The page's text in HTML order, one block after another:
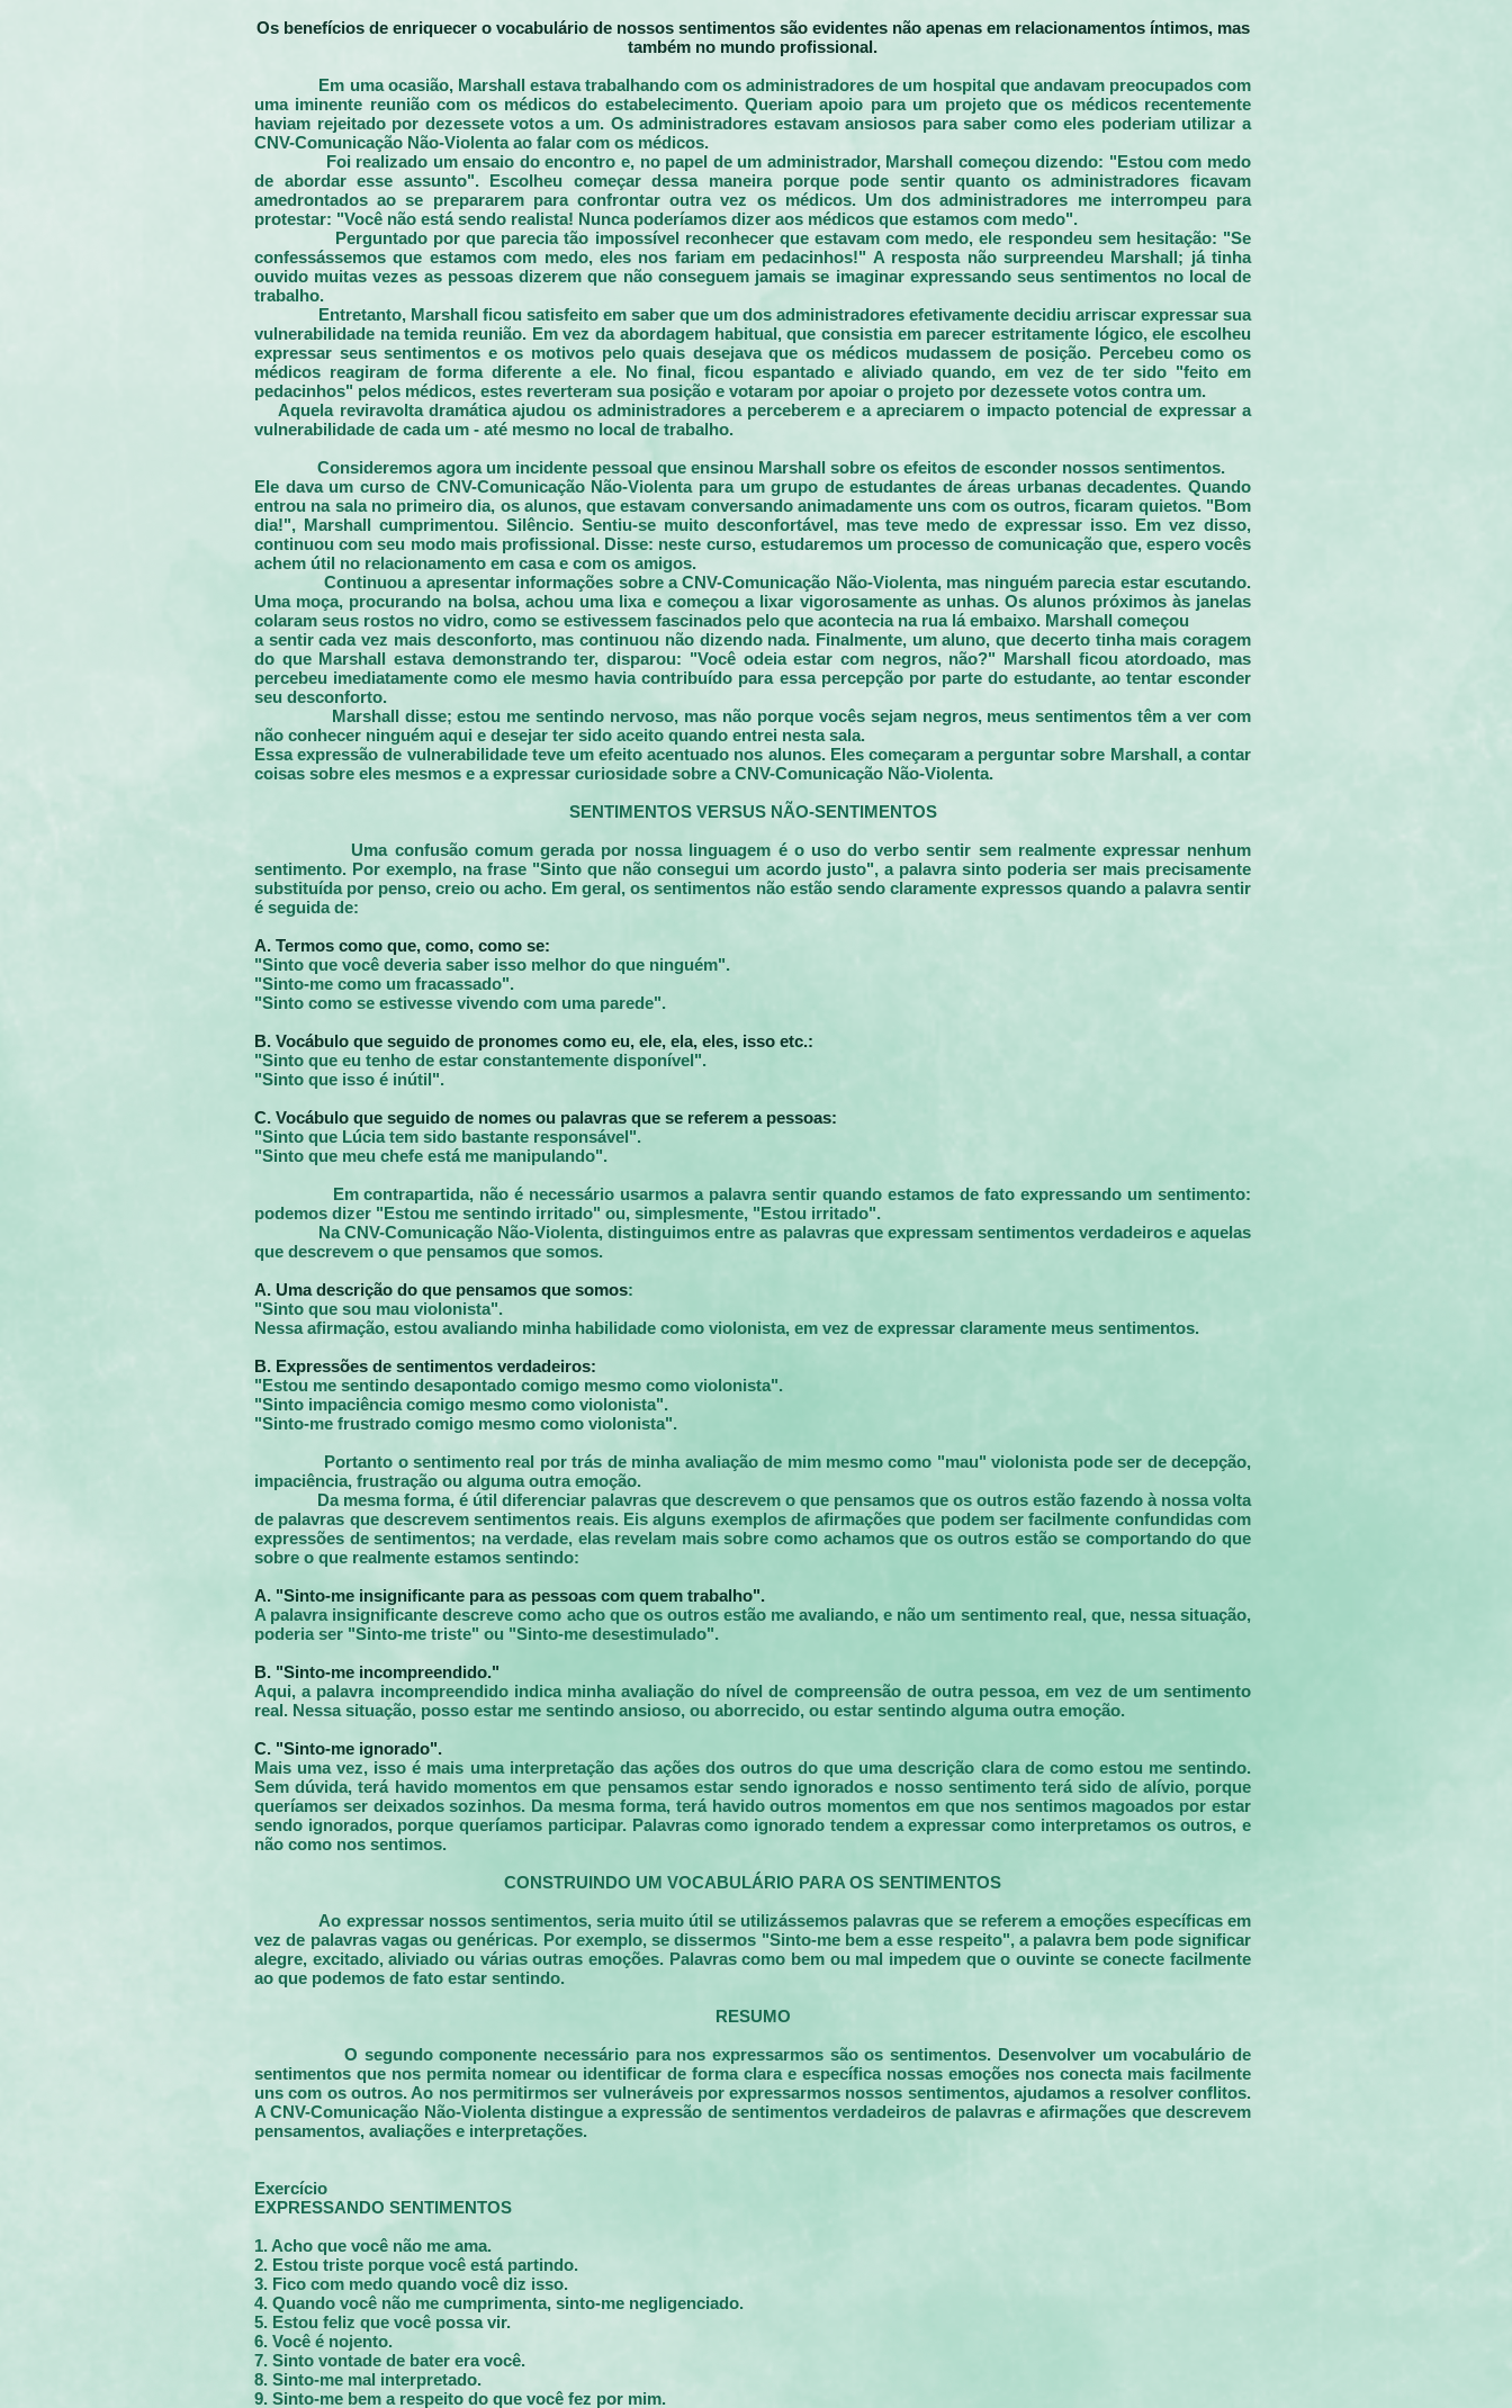
Os benefícios de enriquecer o vocabulário de nossos sentimentos são evidentes não apenas em relacionamentos íntimos, mas
também no mundo profissional.
Em uma ocasião, Marshall estava trabalhando com os administradores de um hospital que andavam preocupados com
uma iminente reunião com os médicos do estabelecimento. Queriam apoio para um projeto que os médicos recentemente
haviam rejeitado por dezessete votos a um. Os administradores estavam ansiosos para saber como eles poderiam utilizar a
CNV-Comunicação Não-Violenta ao falar com os médicos.
Foi realizado um ensaio do encontro e, no papel de um administrador, Marshall começou dizendo: "Estou com medo
de abordar esse assunto". Escolheu começar dessa maneira porque pode sentir quanto os administradores ficavam
amedrontados ao se prepararem para confrontar outra vez os médicos. Um dos administradores me interrompeu para
protestar: "Você não está sendo realista! Nunca poderíamos dizer aos médicos que estamos com medo".
Perguntado por que parecia tão impossível reconhecer que estavam com medo, ele respondeu sem hesitação: "Se
confessássemos que estamos com medo, eles nos fariam em pedacinhos!" A resposta não surpreendeu Marshall; já tinha
ouvido muitas vezes as pessoas dizerem que não conseguem jamais se imaginar expressando seus sentimentos no local de
trabalho.
Entretanto, Marshall ficou satisfeito em saber que um dos administradores efetivamente decidiu arriscar expressar sua
vulnerabilidade na temida reunião. Em vez da abordagem habitual, que consistia em parecer estritamente lógico, ele escolheu
expressar seus sentimentos e os motivos pelo quais desejava que os médicos mudassem de posição. Percebeu como os
médicos reagiram de forma diferente a ele. No final, ficou espantado e aliviado quando, em vez de ter sido "feito em
pedacinhos" pelos médicos, estes reverteram sua posição e votaram por apoiar o projeto por dezessete votos contra um.
Aquela reviravolta dramática ajudou os administradores a perceberem e a apreciarem o impacto potencial de expressar a
vulnerabilidade de cada um - até mesmo no local de trabalho.
Consideremos agora um incidente pessoal que ensinou Marshall sobre os efeitos de esconder nossos sentimentos.
Ele dava um curso de CNV-Comunicação Não-Violenta para um grupo de estudantes de áreas urbanas decadentes. Quando
entrou na sala no primeiro dia, os alunos, que estavam conversando animadamente uns com os outros, ficaram quietos. "Bom
dia!", Marshall cumprimentou. Silêncio. Sentiu-se muito desconfortável, mas teve medo de expressar isso. Em vez disso,
continuou com seu modo mais profissional. Disse: neste curso, estudaremos um processo de comunicação que, espero vocês
achem útil no relacionamento em casa e com os amigos.
Continuou a apresentar informações sobre a CNV-Comunicação Não-Violenta, mas ninguém parecia estar escutando.
Uma moça, procurando na bolsa, achou uma lixa e começou a lixar vigorosamente as unhas. Os alunos próximos às janelas
colaram seus rostos no vidro, como se estivessem fascinados pelo que acontecia na rua lá embaixo. Marshall começou
a sentir cada vez mais desconforto, mas continuou não dizendo nada. Finalmente, um aluno, que decerto tinha mais coragem
do que Marshall estava demonstrando ter, disparou: "Você odeia estar com negros, não?" Marshall ficou atordoado, mas
percebeu imediatamente como ele mesmo havia contribuído para essa percepção por parte do estudante, ao tentar esconder
seu desconforto.
Marshall disse; estou me sentindo nervoso, mas não porque vocês sejam negros, meus sentimentos têm a ver com
não conhecer ninguém aqui e desejar ter sido aceito quando entrei nesta sala.
Essa expressão de vulnerabilidade teve um efeito acentuado nos alunos. Eles começaram a perguntar sobre Marshall, a contar
coisas sobre eles mesmos e a expressar curiosidade sobre a CNV-Comunicação Não-Violenta.
SENTIMENTOS VERSUS NÃO-SENTIMENTOS
Uma confusão comum gerada por nossa linguagem é o uso do verbo sentir sem realmente expressar nenhum
sentimento. Por exemplo, na frase "Sinto que não consegui um acordo justo", a palavra sinto poderia ser mais precisamente
substituída por penso, creio ou acho. Em geral, os sentimentos não estão sendo claramente expressos quando a palavra sentir
é seguida de:
A. Termos como que, como, como se:
"Sinto que você deveria saber isso melhor do que ninguém".
"Sinto-me como um fracassado".
"Sinto como se estivesse vivendo com uma parede".
B. Vocábulo que seguido de pronomes como eu, ele, ela, eles, isso etc.:
"Sinto que eu tenho de estar constantemente disponível".
"Sinto que isso é inútil".
C. Vocábulo que seguido de nomes ou palavras que se referem a pessoas:
"Sinto que Lúcia tem sido bastante responsável".
"Sinto que meu chefe está me manipulando".
Em contrapartida, não é necessário usarmos a palavra sentir quando estamos de fato expressando um sentimento:
podemos dizer "Estou me sentindo irritado" ou, simplesmente, "Estou irritado".
Na CNV-Comunicação Não-Violenta, distinguimos entre as palavras que expressam sentimentos verdadeiros e aquelas
que descrevem o que pensamos que somos.
A. Uma descrição do que pensamos que somos:
"Sinto que sou mau violonista".
Nessa afirmação, estou avaliando minha habilidade como violonista, em vez de expressar claramente meus sentimentos.
B. Expressões de sentimentos verdadeiros:
"Estou me sentindo desapontado comigo mesmo como violonista".
"Sinto impaciência comigo mesmo como violonista".
"Sinto-me frustrado comigo mesmo como violonista".
Portanto o sentimento real por trás de minha avaliação de mim mesmo como "mau" violonista pode ser de decepção,
impaciência, frustração ou alguma outra emoção.
Da mesma forma, é útil diferenciar palavras que descrevem o que pensamos que os outros estão fazendo à nossa volta
de palavras que descrevem sentimentos reais. Eis alguns exemplos de afirmações que podem ser facilmente confundidas com
expressões de sentimentos; na verdade, elas revelam mais sobre como achamos que os outros estão se comportando do que
sobre o que realmente estamos sentindo:
A. "Sinto-me insignificante para as pessoas com quem trabalho".
A palavra insignificante descreve como acho que os outros estão me avaliando, e não um sentimento real, que, nessa situação,
poderia ser "Sinto-me triste" ou "Sinto-me desestimulado".
B. "Sinto-me incompreendido."
Aqui, a palavra incompreendido indica minha avaliação do nível de compreensão de outra pessoa, em vez de um sentimento
real. Nessa situação, posso estar me sentindo ansioso, ou aborrecido, ou estar sentindo alguma outra emoção.
C. "Sinto-me ignorado".
Mais uma vez, isso é mais uma interpretação das ações dos outros do que uma descrição clara de como estou me sentindo.
Sem dúvida, terá havido momentos em que pensamos estar sendo ignorados e nosso sentimento terá sido de alívio, porque
queríamos ser deixados sozinhos. Da mesma forma, terá havido outros momentos em que nos sentimos magoados por estar
sendo ignorados, porque queríamos participar. Palavras como ignorado tendem a expressar como interpretamos os outros, e
não como nos sentimos.
CONSTRUINDO UM VOCABULÁRIO PARA OS SENTIMENTOS
Ao expressar nossos sentimentos, seria muito útil se utilizássemos palavras que se referem a emoções específicas em
vez de palavras vagas ou genéricas. Por exemplo, se dissermos "Sinto-me bem a esse respeito", a palavra bem pode significar
alegre, excitado, aliviado ou várias outras emoções. Palavras como bem ou mal impedem que o ouvinte se conecte facilmente
ao que podemos de fato estar sentindo.
RESUMO
O segundo componente necessário para nos expressarmos são os sentimentos. Desenvolver um vocabulário de
sentimentos que nos permita nomear ou identificar de forma clara e específica nossas emoções nos conecta mais facilmente
uns com os outros. Ao nos permitirmos ser vulneráveis por expressarmos nossos sentimentos, ajudamos a resolver conflitos.
A CNV-Comunicação Não-Violenta distingue a expressão de sentimentos verdadeiros de palavras e afirmações que descrevem
pensamentos, avaliações e interpretações.
Exercício
EXPRESSANDO SENTIMENTOS
1. Acho que você não me ama.
2. Estou triste porque você está partindo.
3. Fico com medo quando você diz isso.
4. Quando você não me cumprimenta, sinto-me negligenciado.
5. Estou feliz que você possa vir.
6. Você é nojento.
7. Sinto vontade de bater era você.
8. Sinto-me mal interpretado.
9. Sinto-me bem a respeito do que você fez por mim.